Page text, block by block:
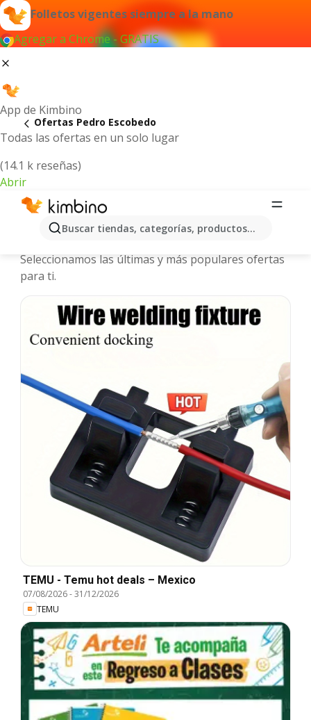
Folletos vigentes siempre a la mano
Agregar a Chrome - GRATIS
App de Kimbino
Todas las ofertas en un solo lugar
(14.1 k reseñas)
Abrir
Buscar tiendas, categorías, productos...
Ofertas Pedro Escobedo
Pedro Escobedo - Folletos y ofertas
Seleccionamos las últimas y más populares ofertas
para ti.
TEMU - Temu hot deals – Mexico
07/08/2026-31/12/2026
TEMU